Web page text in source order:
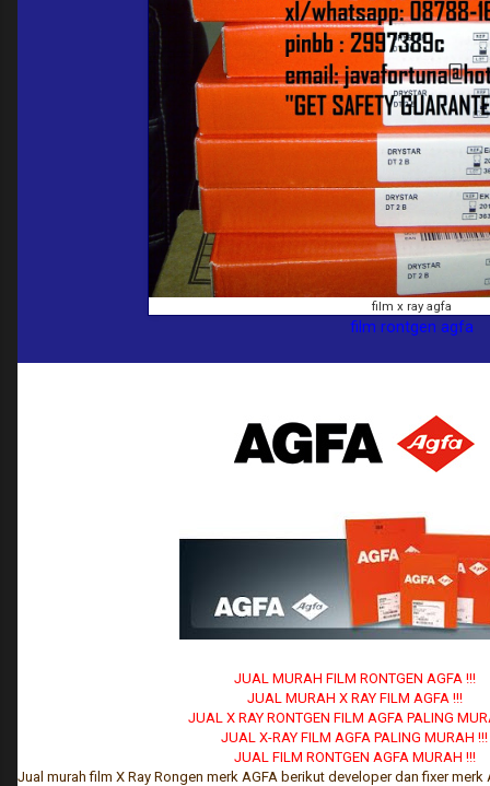
film x ray agfa
film rontgen agfa
JUAL MURAH FILM RONTGEN AGFA !!!
JUAL MURAH X RAY FILM AGFA !!!
JUAL X RAY RONTGEN FILM AGFA PALING
JUAL X-RAY FILM AGFA PALING MURAH !!!
JUAL FILM RONTGEN AGFA MURAH !!!
Jual murah film X Ray Rongen merk AGFA berikut developer dan fixer merk